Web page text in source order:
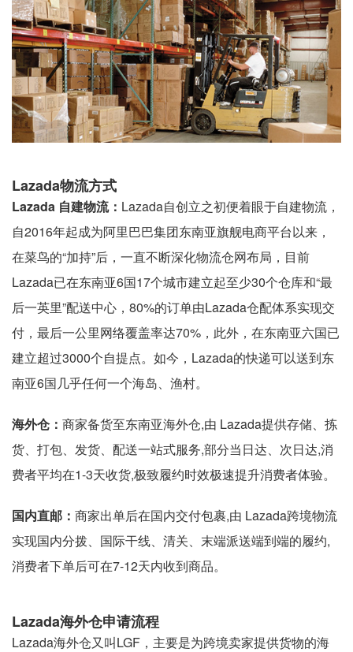
Lazada物流方式
Lazada 自建物流： Lazada自创立之初便着眼于自建物流，
自2016年起成为阿里巴巴集团东南亚旗舰电商平台以来，
在菜鸟的“加持”后，一直不断深化物流仓网布局，目前
Lazada已在东南亚6国17个城市建立起至少30个仓库和“最
后一英里”配送中心，80%的订单由Lazada仓配体系实现交
付，最后一公里网络覆盖率达70%，此外，在东南亚六国已
建立超过3000个自提点。如今，Lazada的快递可以送到东
南亚6国几乎任何一个海岛、渔村。
海外仓： 商家备货至东南亚海外仓,由 Lazada提供存储、拣
货、打包、发货、配送一站式服务,部分当日达、次日达,消
费者平均在1-3天收货,极致履约时效极速提升消费者体验。
国内直邮： 商家出单后在国内交付包裹,由 Lazada跨境物流
实现国内分拨、国际干线、清关、末端派送端到端的履约,
消费者下单后可在7-12天内收到商品。
Lazada海外仓申请流程
Lazada海外仓又叫LGF，主要是为跨境卖家提供货物的海